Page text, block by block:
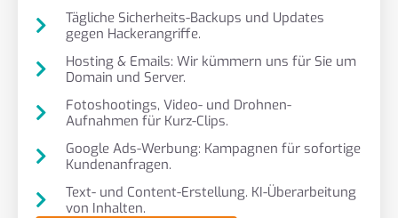
Tägliche Sicherheits-Backups und Updates
gegen Hackerangriffe.
Hosting & Emails: Wir kümmern uns für Sie um
Domain und Server.
Fotoshootings, Video- und Drohnen-
Aufnahmen für Kurz-Clips.
Google Ads-Werbung: Kampagnen für sofortige
Kundenanfragen.
Text- und Content-Erstellung. KI-Überarbeitung
von Inhalten.